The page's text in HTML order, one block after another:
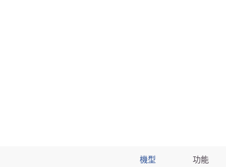
機型 功能